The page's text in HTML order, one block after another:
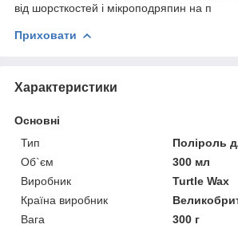
від шорсткостей і мікроподряпин на п
Приховати
Характеристики
Основні
Тип
Поліроль
Об`єм
300 мл
Виробник
Turtle Wax
Країна виробник
Вага
300 г